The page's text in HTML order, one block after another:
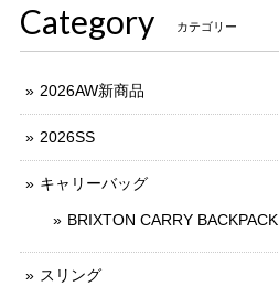
Category カテゴリー
2026AW新商品
2026SS
キャリーバッグ
BRIXTON CARRY BACKPACK
スリング